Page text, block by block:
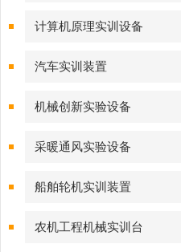
计算机原理实训设备
汽车实训装置
机械创新实验设备
采暖通风实验设备
船舶轮机实训装置
农机工程机械实训台